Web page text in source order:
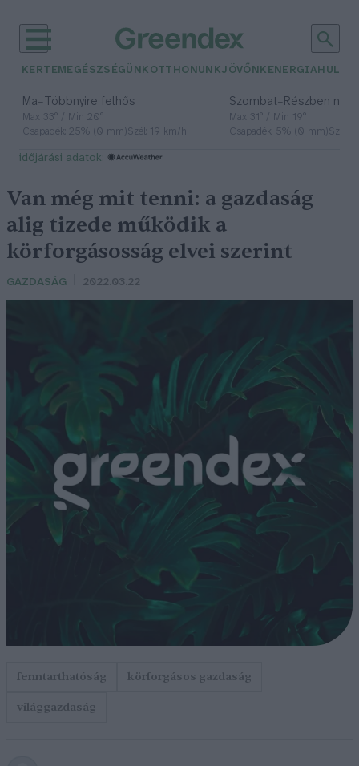
KERTEM EGÉSZSÉGÜNK OTTHONUNKJÖVŐNK ENERGIA
Ma– Többnyire felhős
Max 33° / Min 20°
Csapadék: 25% (0 mm)Szél: 19 km/h
Szombat– Részben
Max 31° / Min 19°
Csapadék: 5% (0 mm)Szél:
időjárási adatok:
Van még mit tenni: a gazdaság
alig tizede működik a
körforgásosság elvei szerint
GAZDASÁG 2022.03.22
fenntarthatóság
körforgásos gazdaság
világgazdaság